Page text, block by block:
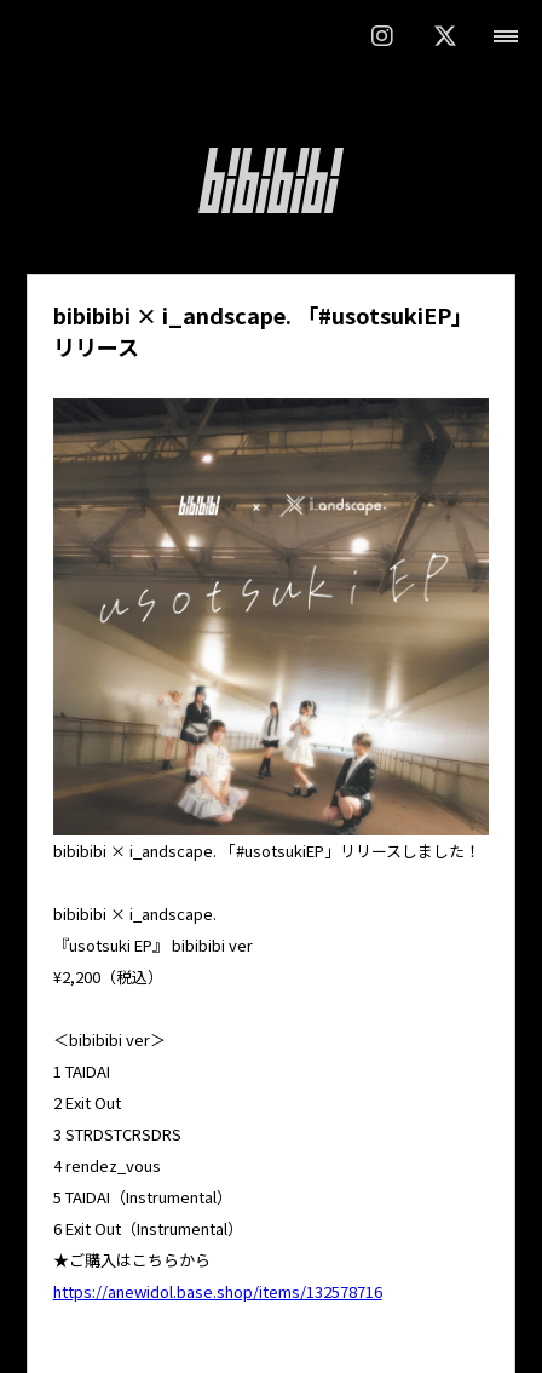
bibibibi × i_andscape. 「#usotsukiEP」
リリース
bibibibi × i_andscape. 「#usotsukiEP」リリースしました！
bibibibi × i_andscape.
『usotsuki EP』 bibibibi ver
¥2,200（税込）
＜bibibibi ver＞
1 TAIDAI
2 Exit Out
3 STRDSTCRSDRS
4 rendez_vous
5 TAIDAI（Instrumental）
6 Exit Out（Instrumental）
★ご購入はこちらから
https://anewidol.base.shop/items/132578716